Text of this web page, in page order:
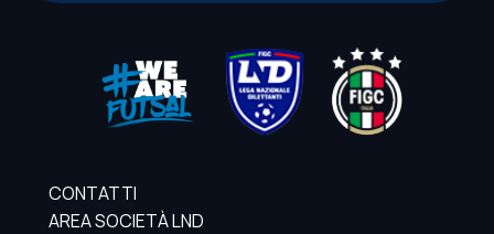
CONTATTI
AREA SOCIETÀ LND